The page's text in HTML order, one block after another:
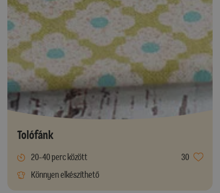
Tolófánk
20-40 perc között
30
Könnyen elkészíthető